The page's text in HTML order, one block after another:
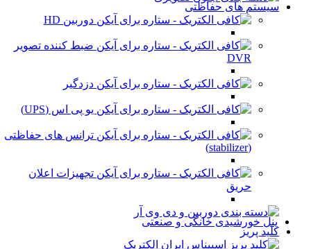
سیستم های حفاظتی
دوربین HD
ضبط کننده تصویر
DVR
دزدگیر
یو پی اس (UPS)
ترانس های حفاظتی
(stabilizer)
تجهیزات اعلان
حریق
پنل خورشیدی خانگی و صنعتی
کلید پریز